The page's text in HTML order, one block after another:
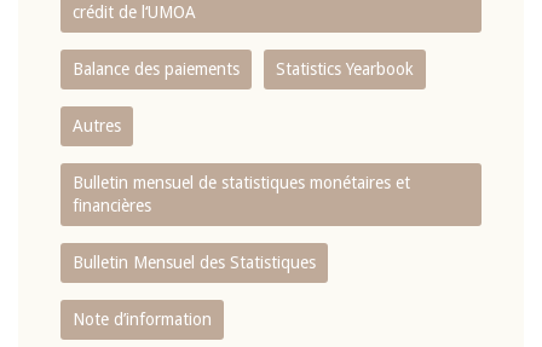
crédit de l‘UMOA
Balance des paiements Statistics Yearbook
Autres
Bulletin mensuel de statistiques monétaires et
financières
Bulletin Mensuel des Statistiques
Note d’information